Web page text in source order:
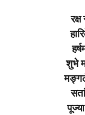
शुभे